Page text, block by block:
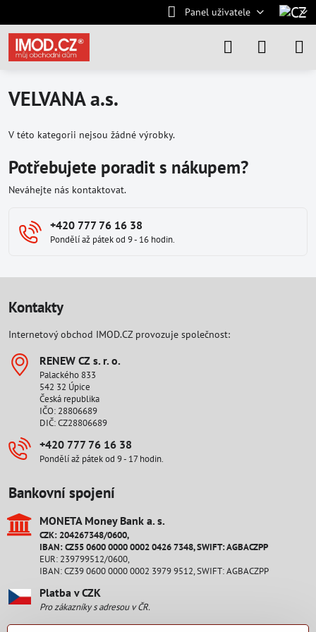
Panel uživatele
VELVANA a.s.
V této kategorii nejsou žádné výrobky.
Potřebujete poradit s nákupem?
Neváhejte nás kontaktovat.
+420 777 76 16 38
Pondělí až pátek od 9 - 16 hodin.
Kontakty
Internetový obchod IMOD.CZ provozuje společnost:
RENEW CZ s​. r​. o​.
Palackého 833
542 32 Úpice
Česká republika
IČO: 28806689
DIČ: CZ28806689
+420 777 76 16 38
Pondělí až pátek od 9 - 17 hodin.
Bankovní spojení
MONETA Money Bank a​. s​.
CZK: 204267348/0600,
IBAN: CZ55 0600 0000 0002 0426 7348, SWIFT: AGBACZPP
EUR: 239799512/0600,
IBAN: CZ39 0600 0000 0002 3979 9512, SWIFT: AGBACZPP
Platba v CZK
Pro zákazníky s adresou v ČR.
Platba v EUR